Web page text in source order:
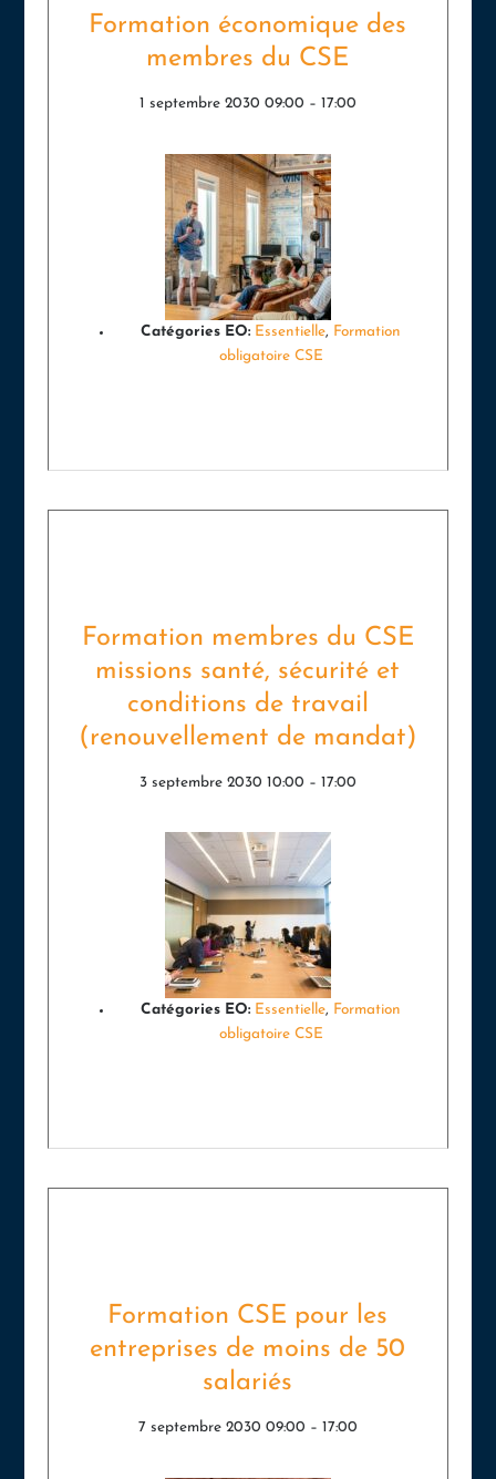
Formation économique des
membres du CSE
1 septembre 2030 09:00 – 17:00
Catégories EO: Essentielle, Formation
obligatoire CSE
Formation membres du CSE
missions santé, sécurité et
conditions de travail
(renouvellement de mandat)
3 septembre 2030 10:00 – 17:00
Catégories EO: Essentielle, Formation
obligatoire CSE
Formation CSE pour les
entreprises de moins de 50
salariés
7 septembre 2030 09:00 – 17:00